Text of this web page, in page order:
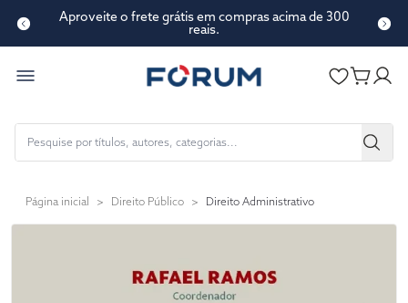
Aproveite o frete grátis em compras acima de 300
reais.
Página inicial > Direito Público > Direito Administrativo